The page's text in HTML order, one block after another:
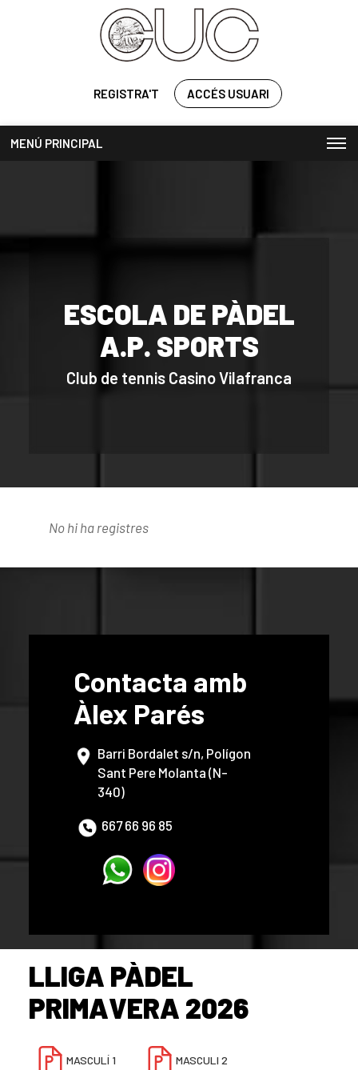
REGISTRA'T ACCÉS USUARI
MENÚ PRINCIPAL
ESCOLA DE PÀDEL
A.P. SPORTS
Club de tennis Casino Vilafranca
No hi ha registres
Contacta amb
Àlex Parés
Barri Bordalet s/n, Polígon
Sant Pere Molanta (N-
340)
667 66 96 85
LLIGA PÀDEL
PRIMAVERA 2026
MASCULÍ 1 MASCULI 2